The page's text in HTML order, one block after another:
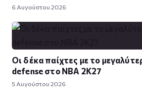
6 Αυγούστου 2026
Οι δέκα παίχτες με το
defense στο NBA 2K27
5 Αυγούστου 2026